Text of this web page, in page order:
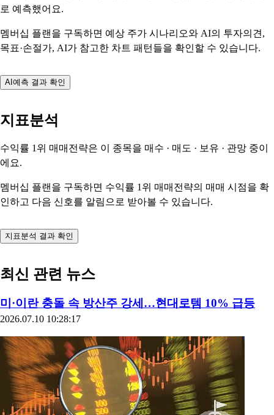
로 예측했어요.
멤버십 플랜을 구독하면 예상 주가 시나리오와 AI의 투자의견,
목표·손절가, AI가 참고한 차트 패턴들을 확인할 수 있습니다.
AI예측 결과 확인
지표분석
수익률 1위 매매전략은 이 종목을 매수 · 매도 · 보유 · 관망 중이
에요.
멤버십 플랜을 구독하면 수익률 1위 매매전략의 매매 시점을 확
인하고 다음 신호를 알림으로 받아볼 수 있습니다.
지표분석 결과 확인
최신 관련 뉴스
미·이란 충돌 속 방산주 강세…현대로템 10% 급등
2026.07.10 10:28:17